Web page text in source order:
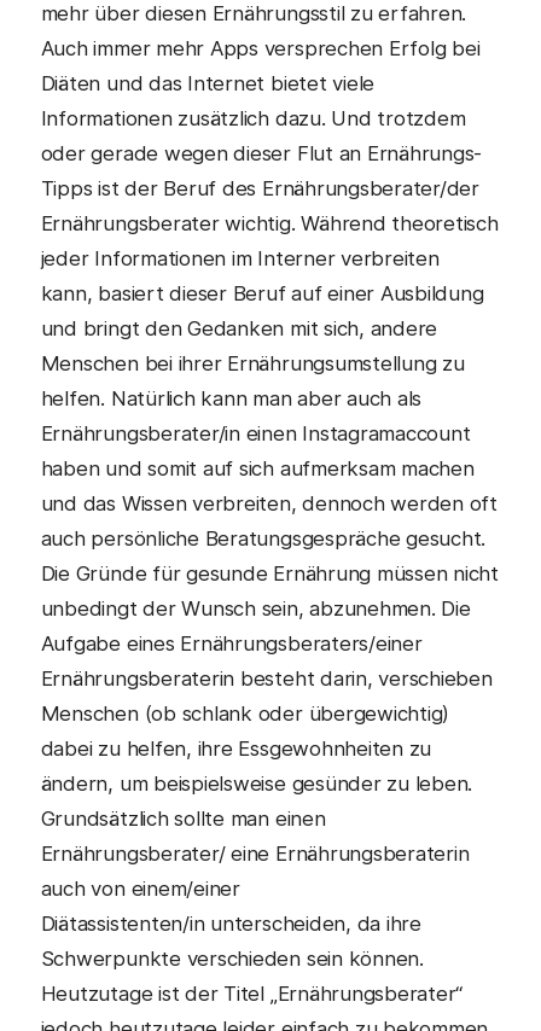
mehr über diesen Ernährungsstil zu erfahren.
Auch immer mehr Apps versprechen Erfolg bei
Diäten und das Internet bietet viele
Informationen zusätzlich dazu. Und trotzdem
oder gerade wegen dieser Flut an Ernährungs-
Tipps ist der Beruf des Ernährungsberater/der
Ernährungsberater wichtig. Während theoretisch
jeder Informationen im Interner verbreiten
kann, basiert dieser Beruf auf einer Ausbildung
und bringt den Gedanken mit sich, andere
Menschen bei ihrer Ernährungsumstellung zu
helfen. Natürlich kann man aber auch als
Ernährungsberater/in einen Instagramaccount
haben und somit auf sich aufmerksam machen
und das Wissen verbreiten, dennoch werden oft
auch persönliche Beratungsgespräche gesucht.
Die Gründe für gesunde Ernährung müssen nicht
unbedingt der Wunsch sein, abzunehmen. Die
Aufgabe eines Ernährungsberaters/einer
Ernährungsberaterin besteht darin, verschieben
Menschen (ob schlank oder übergewichtig)
dabei zu helfen, ihre Essgewohnheiten zu
ändern, um beispielsweise gesünder zu leben.
Grundsätzlich sollte man einen
Ernährungsberater/ eine Ernährungsberaterin
auch von einem/einer
Diätassistenten/in unterscheiden, da ihre
Schwerpunkte verschieden sein können.
Heutzutage ist der Titel „Ernährungsberater“